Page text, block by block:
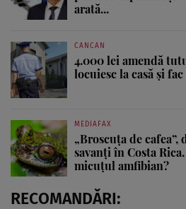
arată...
CANCAN
4.000 lei amendă
locuiesc la casă și
MEDIAFAX
„Broscuța de cafea”,
savanți în Costa
micuțul amfibian?
RECOMANDĂRI: